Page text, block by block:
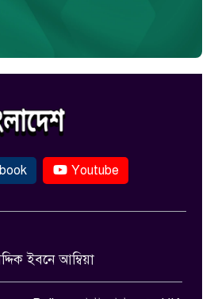
Youtube
ইবনে আম্বিয়া